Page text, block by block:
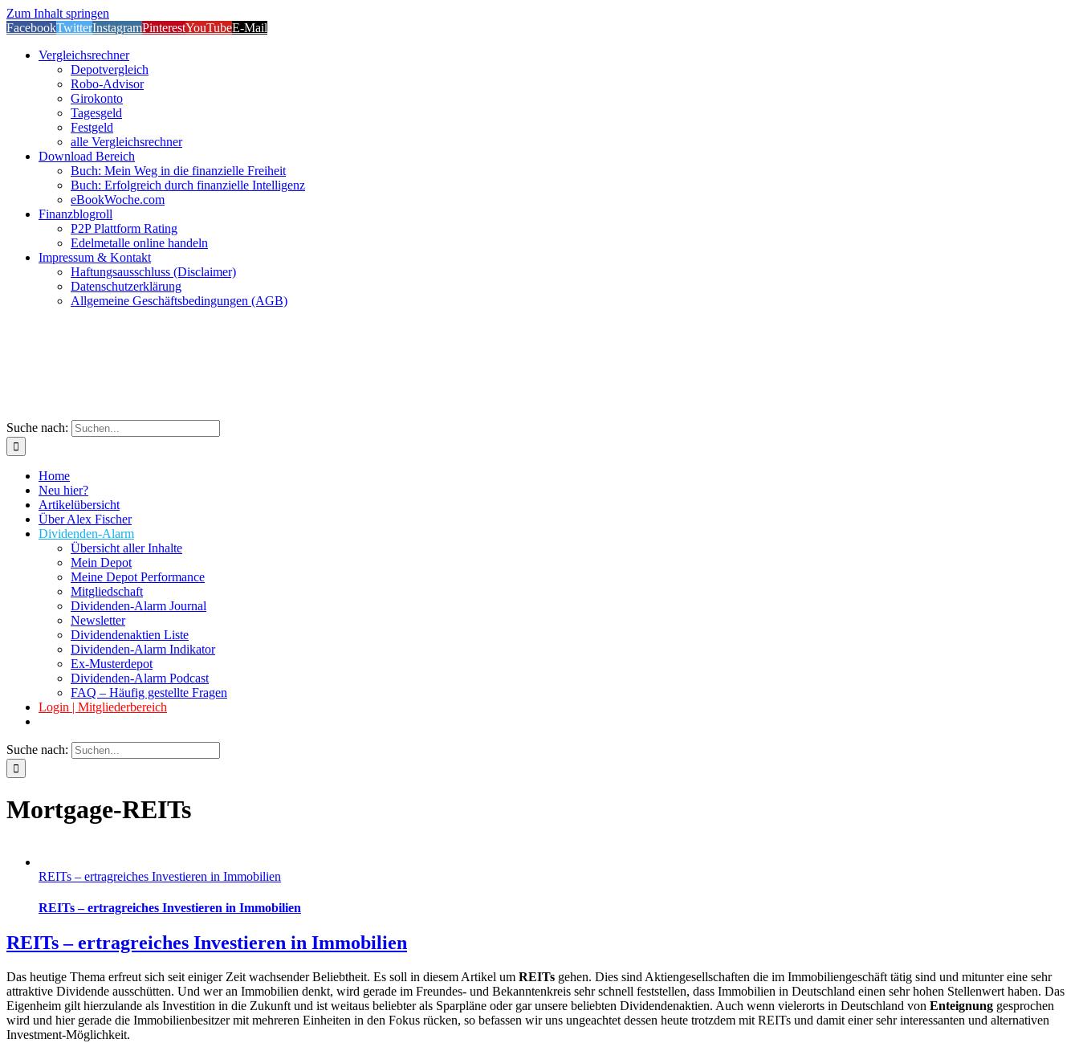
Zum Inhalt springen
FacebookTwitterInstagramPinterestYouTubeE-Mail
Vergleichsrechner
Depotvergleich
Robo-Advisor
Girokonto
Tagesgeld
Festgeld
alle Vergleichsrechner
Download Bereich
Buch: Mein Weg in die finanzielle Freiheit
Buch: Erfolgreich durch finanzielle Intelligenz
eBookWoche.com
Finanzblogroll
P2P Plattform Rating
Edelmetalle online handeln
Impressum & Kontakt
Haftungsausschluss (Disclaimer)
Datenschutzerklärung
Allgemeine Geschäftsbedingungen (AGB)
Suche nach:
Home
Neu hier?
Artikelübersicht
Über Alex Fischer
Dividenden-Alarm
Übersicht aller Inhalte
Mein Depot
Meine Depot Performance
Mitgliedschaft
Dividenden-Alarm Journal
Newsletter
Dividendenaktien Liste
Dividenden-Alarm Indikator
Ex-Musterdepot
Dividenden-Alarm Podcast
FAQ – Häufig gestellte Fragen
Login | Mitgliederbereich
Suche nach:
Mortgage-REITs
REITs – ertragreiches Investieren in Immobilien
REITs – ertragreiches Investieren in Immobilien
REITs – ertragreiches Investieren in Immobilien
Das heutige Thema erfreut sich seit einiger Zeit wachsender Beliebtheit. Es soll in diesem Artikel um REITs gehen. Dies sind Aktiengesellschaften die im Immobiliengeschäft tätig sind und mitunter eine sehr
attraktive Dividende ausschütten. Und wer an Immobilien denkt, wird gerade im Freundes- und Bekanntenkreis sehr schnell feststellen, dass Immobilien in Deutschland einen sehr hohen Stellenwert haben. Das
Eigenheim gilt hierzulande als Investition in die Zukunft und ist weitaus beliebter als Sparpläne oder gar unsere beliebten Dividendenaktien. Auch wenn vielerorts in Deutschland von Enteignung gesprochen
wird und hier gerade die Immobilienbesitzer mit mehreren Einheiten in den Fokus rücken, so befassen wir uns ungeachtet dessen heute trotzdem mit REITs und damit einer sehr interessanten und alternativen
Investment-Möglichkeit.